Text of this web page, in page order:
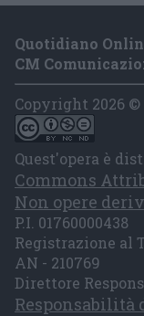
Quotidiano
CM
Copyright 2026 ©
Quest'opera è
Commons
Non opere
P.I. 01760000438
Registrazione al
AN - 210769
Direttore
Responsabilità